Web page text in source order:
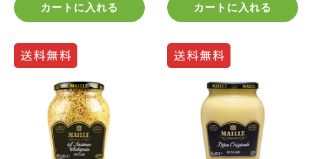
カートに入れる カートに入れる